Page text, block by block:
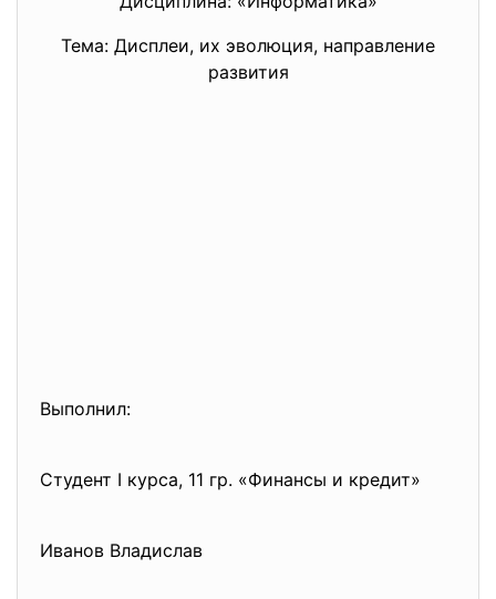
Тема: Дисплеи, их эволюция, направление
развития
Выполнил:
Студент I курса, 11 гр. «Финансы и кредит»
Иванов Владислав